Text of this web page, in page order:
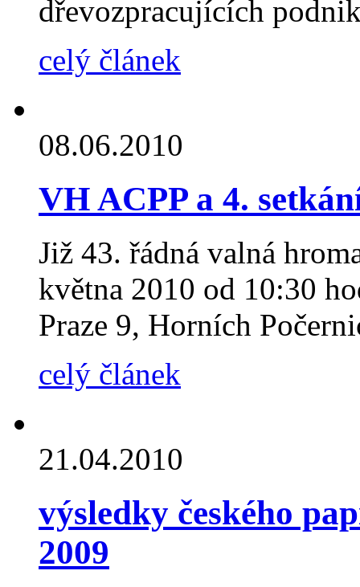
dřevozpracujících
celý článek
08.06.2010
VH ACPP a 4.
Již 43. řádná valná
května 2010 od 10:30
Praze 9, Horních
celý článek
21.04.2010
výsledky českého
2009